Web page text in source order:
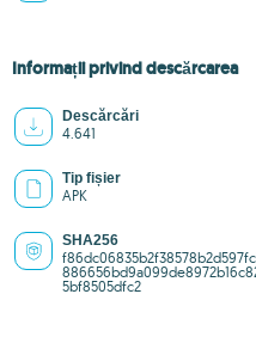
Informații privind descărcarea
Descărcări
4.641
Tip fișier
APK
SHA256
5bf8505dfc2